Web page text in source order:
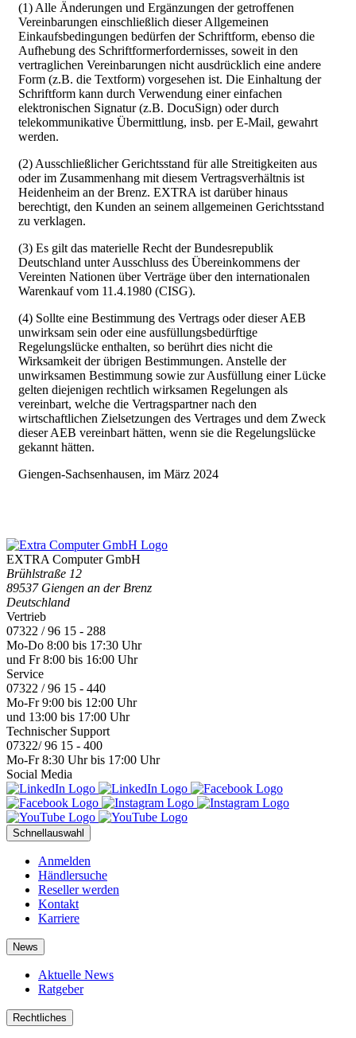
(1) Alle Änderungen und Ergänzungen der getroffenen
Vereinbarungen einschließlich dieser Allgemeinen
Einkaufsbedingungen bedürfen der Schriftform, ebenso die
Aufhebung des Schriftformerfordernisses, soweit in den
vertraglichen Vereinbarungen nicht ausdrücklich eine andere
Form (z.B. die Textform) vorgesehen ist. Die Einhaltung der
Schriftform kann durch Verwendung einer einfachen
elektronischen Signatur (z.B. DocuSign) oder durch
telekommunikative Übermittlung, insb. per E-Mail, gewahrt
werden.
(2) Ausschließlicher Gerichtsstand für alle Streitigkeiten aus
oder im Zusammenhang mit diesem Vertragsverhältnis ist
Heidenheim an der Brenz. EXTRA ist darüber hinaus
berechtigt, den Kunden an seinem allgemeinen Gerichtsstand
zu verklagen.
(3) Es gilt das materielle Recht der Bundesrepublik
Deutschland unter Ausschluss des Übereinkommens der
Vereinten Nationen über Verträge über den internationalen
Warenkauf vom 11.4.1980 (CISG).
(4) Sollte eine Bestimmung des Vertrags oder dieser AEB
unwirksam sein oder eine ausfüllungsbedürftige
Regelungslücke enthalten, so berührt dies nicht die
Wirksamkeit der übrigen Bestimmungen. Anstelle der
unwirksamen Bestimmung sowie zur Ausfüllung einer Lücke
gelten diejenigen rechtlich wirksamen Regelungen als
vereinbart, welche die Vertragspartner nach den
wirtschaftlichen Zielsetzungen des Vertrages und dem Zweck
dieser AEB vereinbart hätten, wenn sie die Regelungslücke
gekannt hätten.
Giengen-Sachsenhausen, im März 2024
EXTRA Computer GmbH
Brühlstraße 12
89537 Giengen an der Brenz
Deutschland
Vertrieb
07322 / 96 15 - 288
Mo-Do 8:00 bis 17:30 Uhr
und Fr 8:00 bis 16:00 Uhr
Service
07322 / 96 15 - 440
Mo-Fr 9:00 bis 12:00 Uhr
und 13:00 bis 17:00 Uhr
Technischer Support
07322/ 96 15 - 400
Mo-Fr 8:30 Uhr bis 17:00 Uhr
Social Media
Schnellauswahl
Anmelden
Händlersuche
Reseller werden
Kontakt
Karriere
News
Aktuelle News
Ratgeber
Rechtliches